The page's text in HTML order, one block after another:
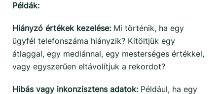
Példák:
Hiányzó értékek kezelése: Mi történik, ha egy
ügyfél telefonszáma hiányzik? Kitöltjük egy
átlaggal, egy mediánnal, egy mesterséges értékkel,
vagy egyszerűen eltávolítjuk a rekordot?
Hibás vagy inkonzisztens adatok: Például, ha egy